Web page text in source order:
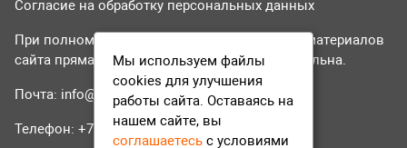
Согласие на обработку персональных данных
При полном или частичном использовании материалов
сайта прямая гиперссылка на tvr24.tv обязательна.
Почта: info@tvr24.tv
Телефон: +7 (496) 551-04-95
Мы используем файлы
cookies для улучшения
работы сайта. Оставаясь на
нашем сайте, вы
соглашаетесь с условиями